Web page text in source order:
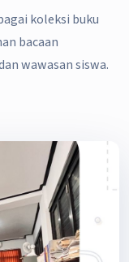
koleksi buku
bacaan
wawasan siswa.